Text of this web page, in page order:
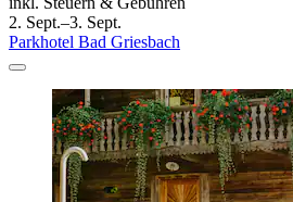
2. Sept.–3. Sept.
Parkhotel Bad Griesbach